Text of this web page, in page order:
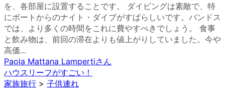
を、各部屋に設置することです。 ダイビングは素敵で、特
にボートからのナイト・ダイブがすばらしいです。バンドス
では、より多くの時間をこれに費やすべきでしょう。 食事
と飲み物は、前回の滞在よりも値上がりしていました。今や
高価...
Paola Mattana Lampertiさん
ハウスリーフがすごい！
家族旅行 > 子供連れ